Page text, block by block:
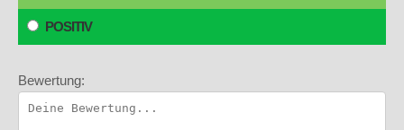
POSITIV
Bewertung: